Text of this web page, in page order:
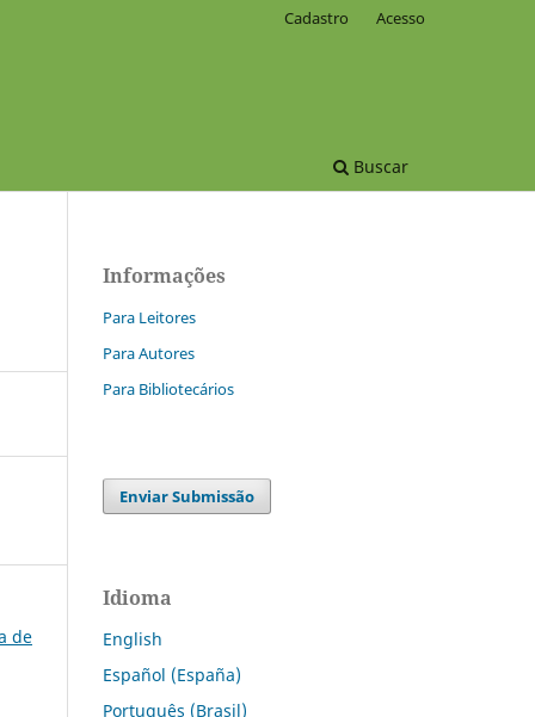
Buscar
Cadastro Acesso
de
Informações
Para Leitores
Para Autores
Para Bibliotecários
Enviar Submissão
Idioma
English
Español (España)
Português (Brasil)